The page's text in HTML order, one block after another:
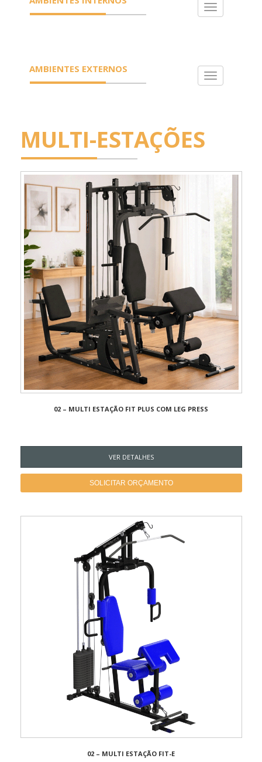
Toggle
AMBIENTES EXTERNOS
Toggle
MULTI-ESTAÇÕES
02 – MULTI ESTAÇÃO FIT PLUS COM LEG PRESS
VER DETALHES
SOLICITAR ORÇAMENTO
02 – MULTI ESTAÇÃO FIT-E